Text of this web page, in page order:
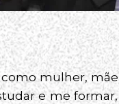
como mulher, mãe
e me formar,